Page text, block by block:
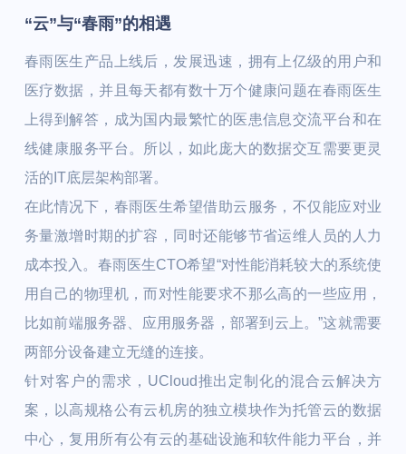
“云”与“春雨”的相遇
春雨医生产品上线后，发展迅速，拥有上亿级的用户和
医疗数据，并且每天都有数十万个健康问题在春雨医生
上得到解答，成为国内最繁忙的医患信息交流平台和在
线健康服务平台。所以，如此庞大的数据交互需要更灵
活的IT底层架构部署。
在此情况下，春雨医生希望借助云服务，不仅能应对业
务量激增时期的扩容，同时还能够节省运维人员的人力
成本投入。春雨医生CTO希望“对性能消耗较大的系统使
用自己的物理机，而对性能要求不那么高的一些应用，
比如前端服务器、应用服务器，部署到云上。”这就需要
两部分设备建立无缝的连接。
针对客户的需求，UCloud推出定制化的混合云解决方
案，以高规格公有云机房的独立模块作为托管云的数据
中心，复用所有公有云的基础设施和软件能力平台，并